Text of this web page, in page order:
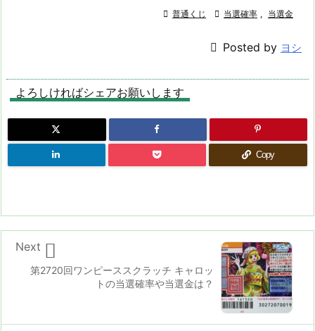
 普通くじ  当選確率 , 当選金
 Posted by ヨシ
よろしければシェアお願いします
Copy
第2720回ワンピーススクラッチ キャロッ
トの当選確率や当選金は？

Next